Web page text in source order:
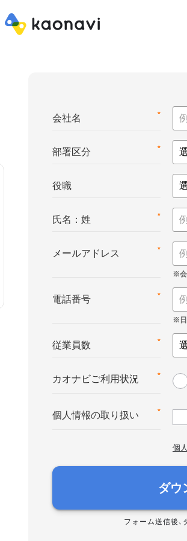
*
会社名
*
部署区分
役職
*
氏名：姓
*
メールアドレス
*
電話番号
*
従業員数
*
カオナビご利用状況
*
個人情報の取り扱い
個
ダウ
フォーム送信後